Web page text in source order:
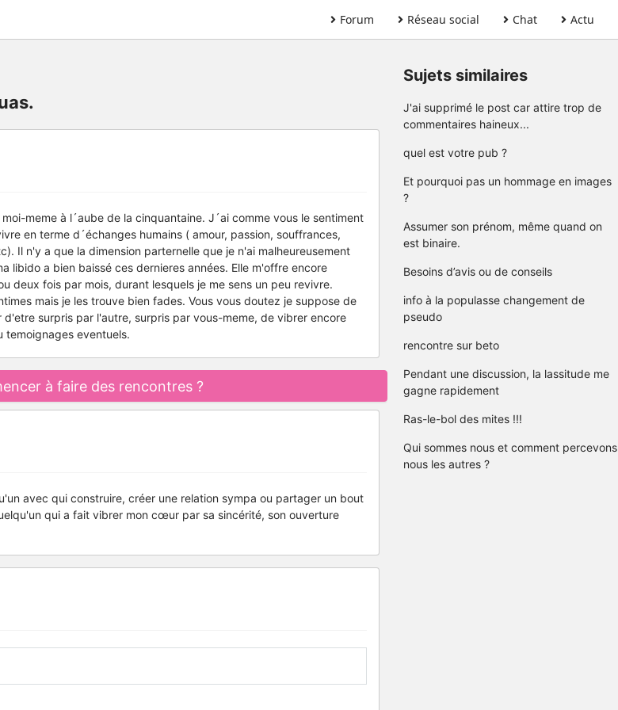
Forum Réseau social Chat Actu
meme à l´aube de la cinquantaine. J´ai comme vous le sentiment
en terme d´échanges humains ( amour, passion, souffrances,
Il n'y a que la dimension parternelle que je n'ai malheureusement
libido a bien baissé ces dernieres années. Elle m'offre encore
deux fois par mois, durant lesquels je me sens un peu revivre.
mais je les trouve bien fades. Vous vous doutez je suppose de
surpris par l'autre, surpris par vous-meme, de vibrer encore
temoignages eventuels.
à faire des rencontres ?
avec qui construire, créer une relation sympa ou partager un bout
qui a fait vibrer mon cœur par sa sincérité, son ouverture
Sujets similaires
J'ai supprimé le post car attire trop de
commentaires haineux...
quel est votre pub ?
Et pourquoi pas un hommage en images
?
Assumer son prénom, même quand on
est binaire.
Besoins d’avis ou de conseils
info à la populasse changement de
pseudo
rencontre sur beto
Pendant une discussion, la lassitude me
gagne rapidement
Ras-le-bol des mites !!!
Qui sommes nous et comment percevons
nous les autres ?